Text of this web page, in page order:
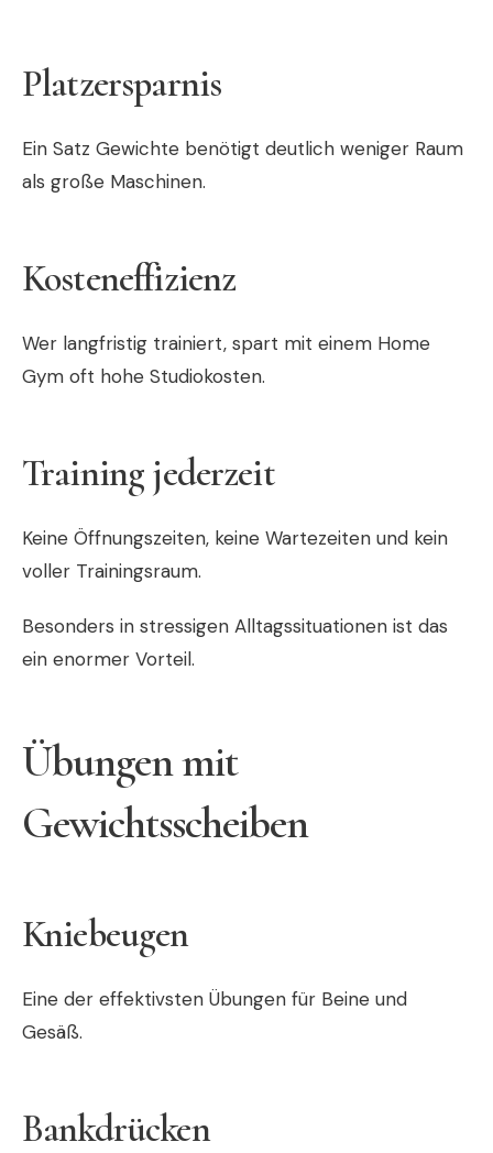
Platzersparnis
Ein Satz Gewichte benötigt deutlich weniger Raum
als große Maschinen.
Kosteneffizienz
Wer langfristig trainiert, spart mit einem Home
Gym oft hohe Studiokosten.
Training jederzeit
Keine Öffnungszeiten, keine Wartezeiten und kein
voller Trainingsraum.
Besonders in stressigen Alltagssituationen ist das
ein enormer Vorteil.
Übungen mit
Gewichtsscheiben
Kniebeugen
Eine der effektivsten Übungen für Beine und
Gesäß.
Bankdrücken